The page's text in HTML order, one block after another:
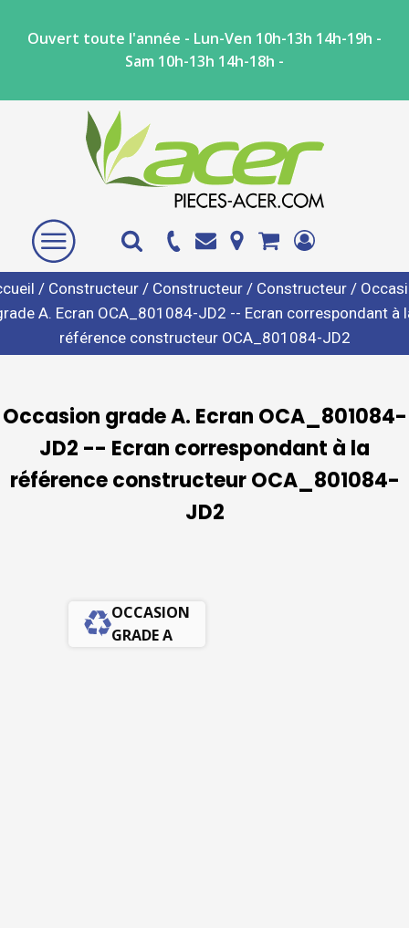
Ouvert toute l'année - Lun-Ven 10h-13h 14h-19h -
Sam 10h-13h 14h-18h -
/ Constructeur/ Constructeur/ Constructeur/
A. Ecran OCA_801084-JD2 -- Ecran correspondant à
référence constructeur OCA_801084-JD2
Occasion grade A. Ecran OCA_801084-
JD2 -- Ecran correspondant à la
référence constructeur OCA_801084-
JD2
OCCASION
GRADE A